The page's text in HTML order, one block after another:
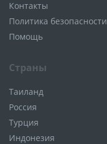
Контакты
Политика безопасности
Помощь
Страны
Таиланд
Россия
Турция
Индонезия